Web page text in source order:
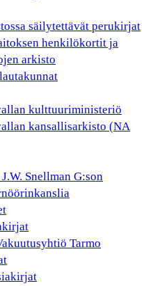
säilytettävät perukirjat
henkilökortit ja
arkisto
kulttuuriministeriö
kansallisarkisto (NA
Snellman G:son
Tarmo